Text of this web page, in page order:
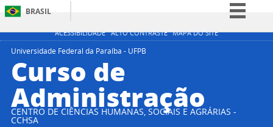
ACESSIBILIDADE ALTO CONTRASTE MAPA DO SITE
BRASIL
Simplifique!
Acesso à informação
Legislação
Universidade Federal da Paraíba - UFPB
Curso de
Administração
CENTRO DE CIÊNCIAS HUMANAS, SOCIAIS E AGRÁRIAS -
CCHSA